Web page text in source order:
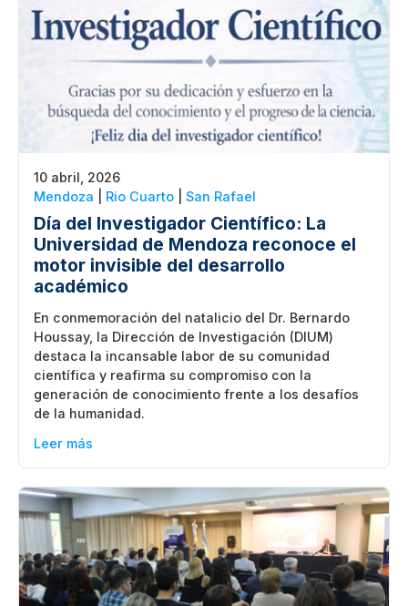
10 abril, 2026
Mendoza
Rio Cuarto San Rafael
Día del Investigador Científico: La
Universidad de Mendoza reconoce el
motor invisible del desarrollo
académico
En conmemoración del natalicio del Dr. Bernardo
Houssay, la Dirección de Investigación (DIUM)
destaca la incansable labor de su comunidad
científica y reafirma su compromiso con la
generación de conocimiento frente a los desafíos
de la humanidad.
Leer más